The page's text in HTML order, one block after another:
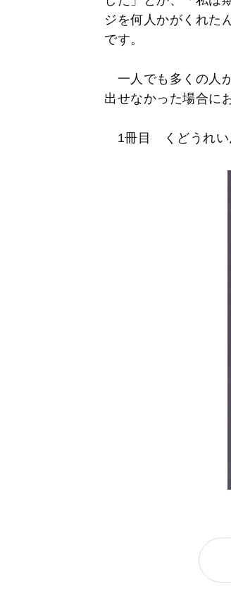
ジを何人かがくれた
です。
一人でも多くの人
出せなかった場合に
1冊目 くどうれい